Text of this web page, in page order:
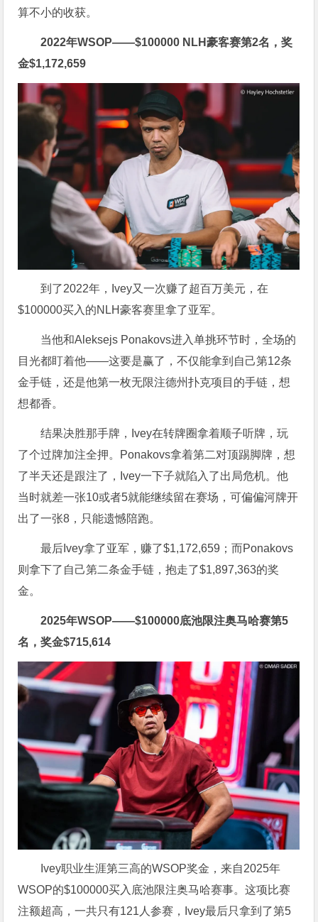
算不小的收获。
2022年WSOP——$100000 NLH豪客赛第2名，奖
金$1,172,659
到了2022年，Ivey又一次赚了超百万美元，在
$100000买入的NLH豪客赛里拿了亚军。
当他和Aleksejs Ponakovs进入单挑环节时，全场的
目光都盯着他——这要是赢了，不仅能拿到自己第12条
金手链，还是他第一枚无限注德州扑克项目的手链，想
想都香。
结果决胜那手牌，Ivey在转牌圈拿着顺子听牌，玩
了个过牌加注全押。Ponakovs拿着第二对顶踢脚牌，想
了半天还是跟注了，Ivey一下子就陷入了出局危机。他
当时就差一张10或者5就能继续留在赛场，可偏偏河牌开
出了一张8，只能遗憾陪跑。
最后Ivey拿了亚军，赚了$1,172,659；而Ponakovs
则拿下了自己第二条金手链，抱走了$1,897,363的奖
金。
2025年WSOP——$100000底池限注奥马哈赛第5
名，奖金$715,614
Ivey职业生涯第三高的WSOP奖金，来自2025年
WSOP的$100000买入底池限注奥马哈赛事。这项比赛
注额超高，一共只有121人参赛，Ivey最后只拿到了第5